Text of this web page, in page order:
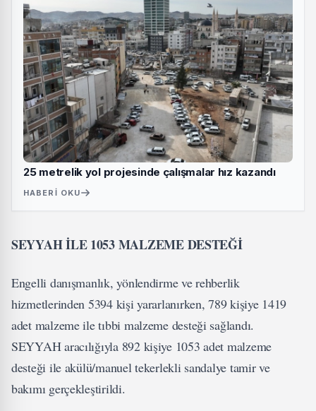
25 metrelik yol projesinde çalışmalar hız kazandı
HABERI OKU
SEYYAH İLE 1053 MALZEME DESTEĞİ
Engelli danışmanlık, yönlendirme ve rehberlik
hizmetlerinden 5394 kişi yararlanırken, 789 kişiye 1419
adet malzeme ile tıbbi malzeme desteği sağlandı.
SEYYAH aracılığıyla 892 kişiye 1053 adet malzeme
desteği ile akülü/manuel tekerlekli sandalye tamir ve
bakımı gerçekleştirildi.